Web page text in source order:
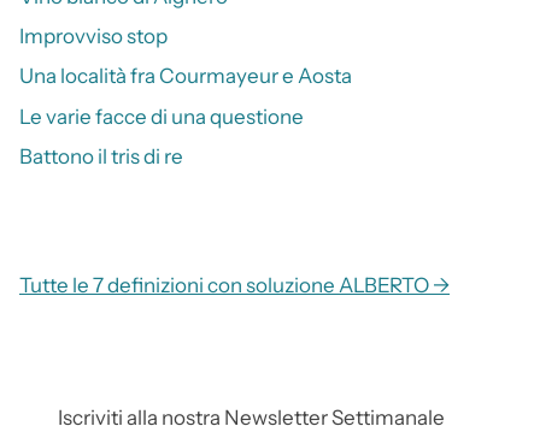
Improvviso stop
Una località fra Courmayeur e Aosta
Le varie facce di una questione
Battono il tris di re
Tutte le 7 definizioni con soluzione ALBERTO →
Iscriviti alla nostra Newsletter Settimanale